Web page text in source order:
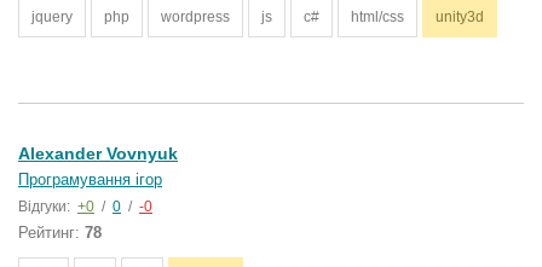
jquery php wordpress js c# html/css unity3d
Alexander Vovnyuk
Програмування ігор
Відгуки: +0 / 0 / -0
Рейтинг: 78